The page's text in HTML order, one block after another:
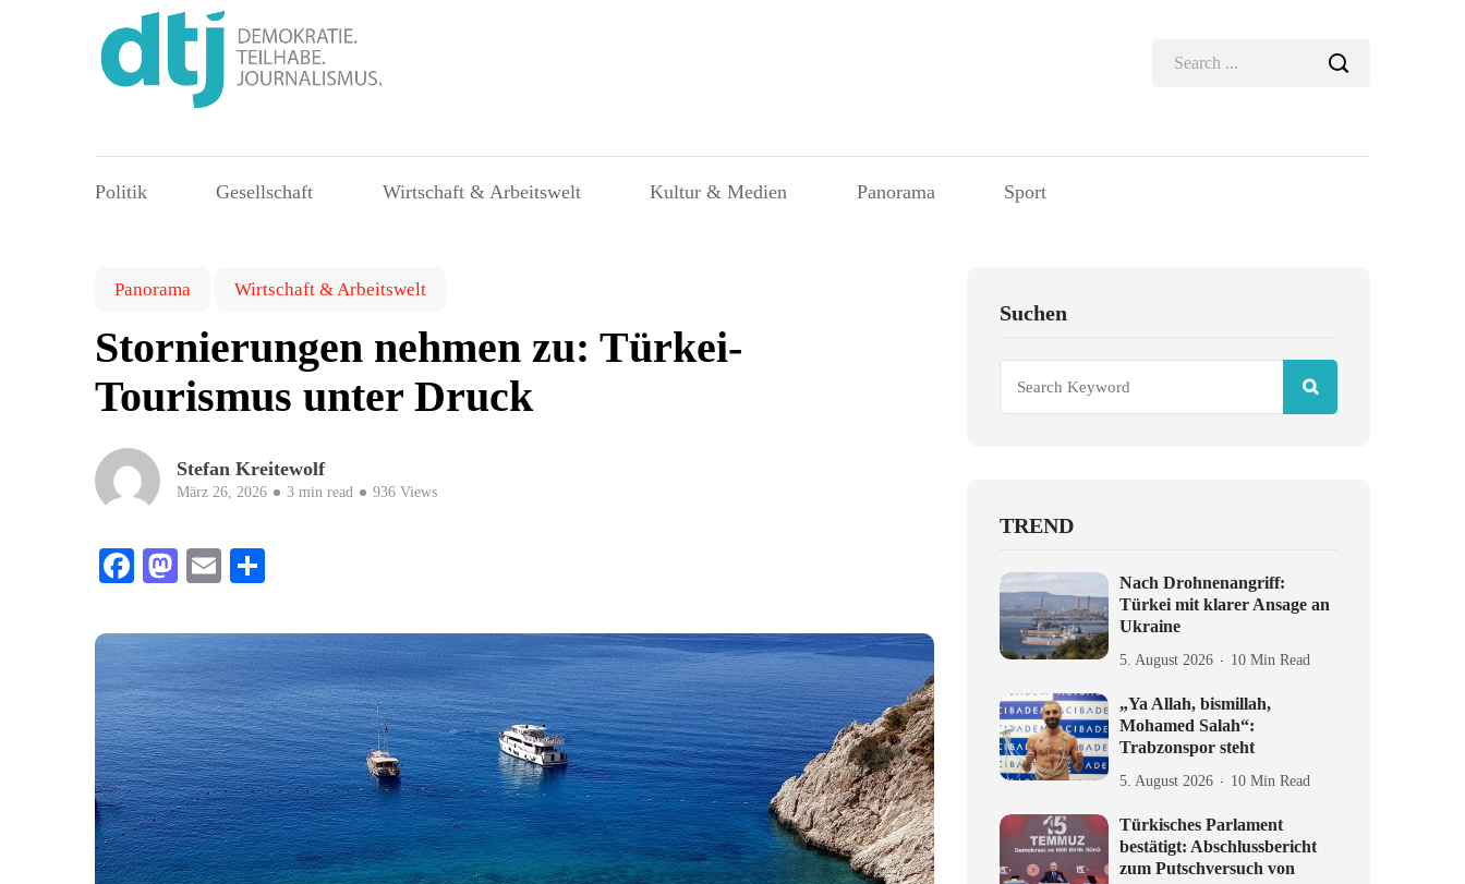
Politik Gesellschaft Wirtschaft & Arbeitswelt Kultur & Medien Panorama Sport
Panorama Wirtschaft & Arbeitswelt
Stornierungen nehmen zu: Türkei-
Tourismus unter Druck
Stefan Kreitewolf
März 26, 2026 3 min read 936 Views
Facebook
Mastodon
Email
Suchen
TREND
Nach Drohnenangriff:
Türkei mit klarer Ansage an
Ukraine
5. August 2026 10 Min Read
„Ya Allah, bismillah,
Mohamed Salah“:
Trabzonspor steht
5. August 2026 10 Min Read
Türkisches Parlament
bestätigt: Abschlussbericht
zum Putschversuch von